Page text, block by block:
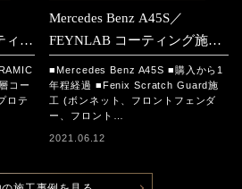
ィン
フィ
コー
ロテ
Mercedes Benz A45S／
FEYNLAB コーティング施工
＆Fenix施工＆フロントガラス
プロテクションフィルム施工
■Mercedes Benz A45S ■購入から1
年程経過 ■Fenix Scratch Guard施
工 (ボンネット、フロントフェンダ
ー、フロント…
2021.06.12